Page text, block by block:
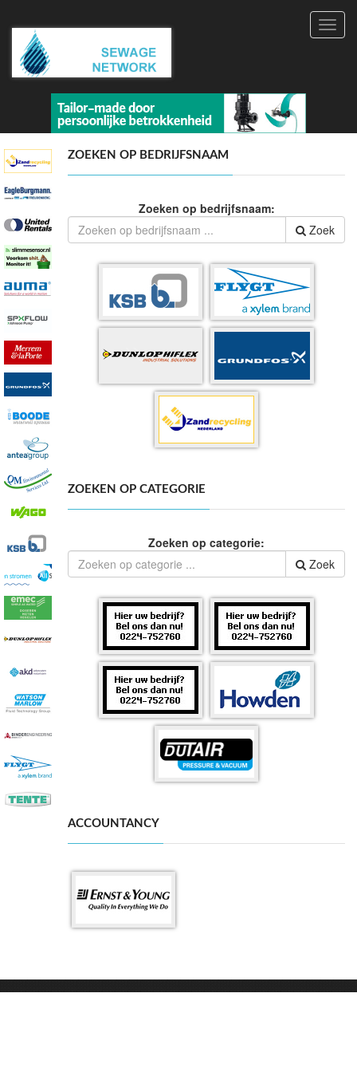
ZOEKEN OP BEDRIJFSNAAM
Zoeken op bedrijfsnaam:
Zoek
ZOEKEN OP CATEGORIE
Zoeken op categorie:
Zoek
ACCOUNTANCY